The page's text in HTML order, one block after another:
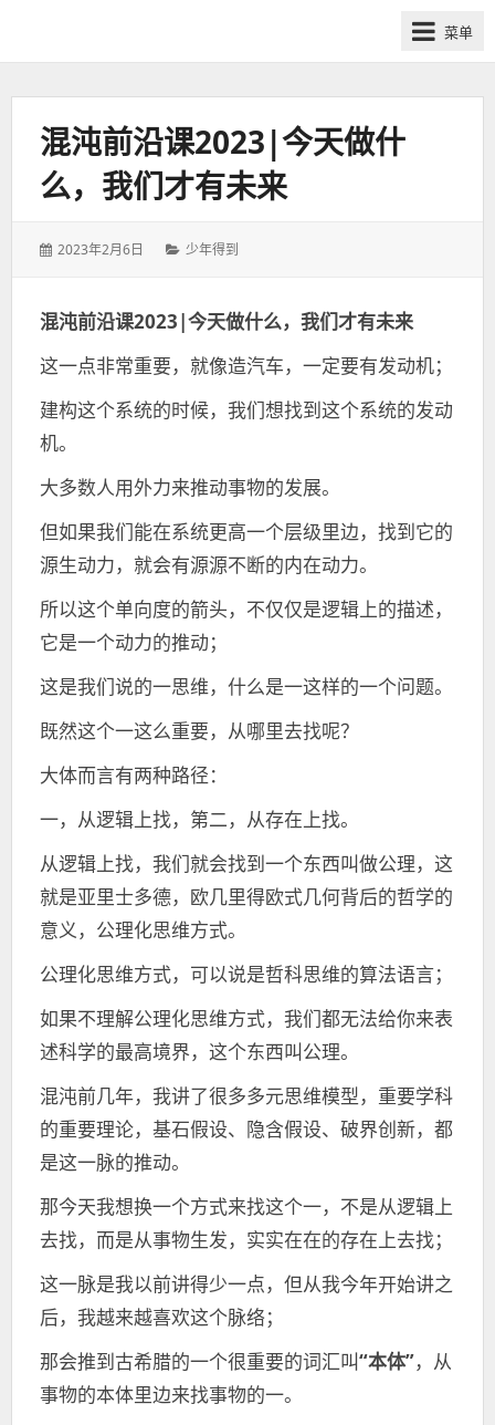
筹
群-
菜单
混沌前沿课2023|今天做什
么，我们才有未来
发
2023年2月6日
分
少年得到
混沌前沿课2023|今天做什么，我们才有未来
这一点非常重要，就像造汽车，一定要有发动机；
建构这个系统的时候，我们想找到这个系统的发动
机。
大多数人用外力来推动事物的发展。
但如果我们能在系统更高一个层级里边，找到它的
源生动力，就会有源源不断的内在动力。
所以这个单向度的箭头，不仅仅是逻辑上的描述，
它是一个动力的推动；
这是我们说的一思维，什么是一这样的一个问题。
既然这个一这么重要，从哪里去找呢？
大体而言有两种路径：
一，从逻辑上找，第二，从存在上找。
从逻辑上找，我们就会找到一个东西叫做公理，这
就是亚里士多德，欧几里得欧式几何背后的哲学的
意义，公理化思维方式。
公理化思维方式，可以说是哲科思维的算法语言；
如果不理解公理化思维方式，我们都无法给你来表
述科学的最高境界，这个东西叫公理。
混沌前几年，我讲了很多多元思维模型，重要学科
的重要理论，基石假设、隐含假设、破界创新，都
是这一脉的推动。
那今天我想换一个方式来找这个一，不是从逻辑上
去找，而是从事物生发，实实在在的存在上去找；
这一脉是我以前讲得少一点，但从我今年开始讲之
后，我越来越喜欢这个脉络；
那会推到古希腊的一个很重要的词汇叫“本体”，从
事物的本体里边来找事物的一。